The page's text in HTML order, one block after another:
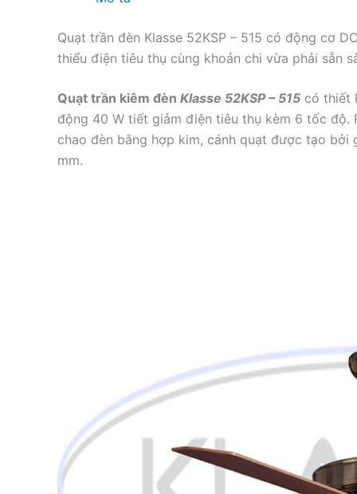
Quạt trần đèn Klasse 52KSP – 515 có động cơ
thiểu điện tiêu thụ cùng khoản chi vừa phải sẵn
Quạt trần kiêm đèn Klasse 52KSP – 515 có thiết
động 40 W tiết giảm điện tiêu thụ kèm 6 tốc độ.
chao đèn bằng hợp kim, cánh quạt được tạo
mm.